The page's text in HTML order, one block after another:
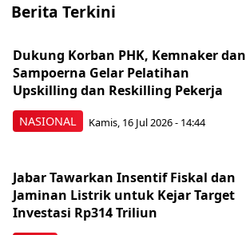
Berita Terkini
NASIONAL
Dukung Korban PHK, Kemnaker dan
Sampoerna Gelar Pelatihan
Upskilling dan Reskilling Pekerja
Kamis, 16 Jul 2026 - 14:44
Jabar Tawarkan Insentif Fiskal dan
Jaminan Listrik untuk Kejar Target
Investasi Rp314 Triliun